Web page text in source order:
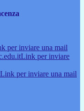
per inviare una mail
Link per inviare
Link per inviare una mail